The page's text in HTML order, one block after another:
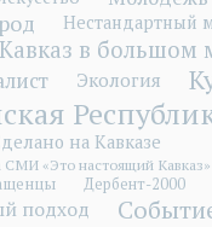
Нестандартный
Кавказ в большом
Экология
на Кавказе
СМИ «Это настоящий Кавказ»
Дербент-2000
подход